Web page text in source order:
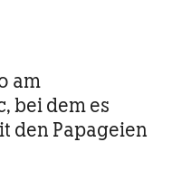
am
bei dem es
den Papageien